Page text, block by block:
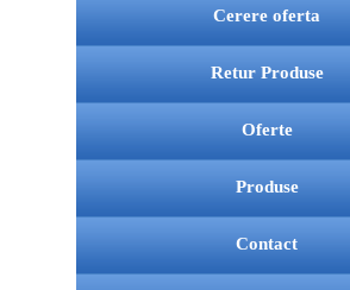
Cerere oferta
Retur Produse
Oferte
Produse
Contact